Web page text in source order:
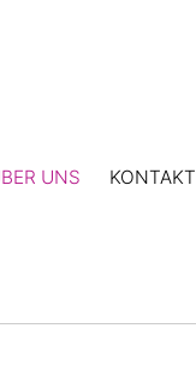
UNS KONTAKT